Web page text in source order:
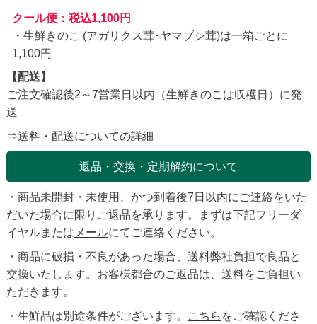
クール便：税込1,100円
・生鮮きのこ (アガリクス茸･ヤマブシ茸)は一箱ごとに
1,100円
【配送】
ご注文確認後2～7営業日以内（生鮮きのこは収穫日）に発
送
⇒送料・配送についての詳細
返品・交換・定期解約について
・商品未開封・未使用、かつ到着後7日以内にご連絡をいた
だいた場合に限りご返品を承ります。まずは下記フリーダ
イヤルまたは メールにてご連絡ください。
・商品に破損・不良があった場合、送料弊社負担で良品と
交換いたします。お客様都合のご返品は、送料をご負担い
ただきます。
・生鮮品は別途条件がございます。
こちら をご確認くださ